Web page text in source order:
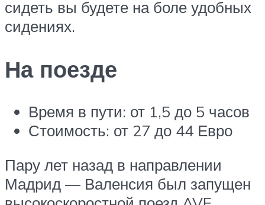
сидеть вы будете на боле удобных
сидениях.
На поезде
Время в пути: от 1,5 до 5 часов
Стоимость: от 27 до 44 Евро
Пару лет назад в направлении
Мадрид — Валенсия был запущен